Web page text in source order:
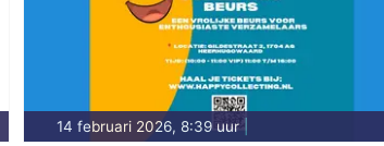
14 februari 2026, 8:39 uur|